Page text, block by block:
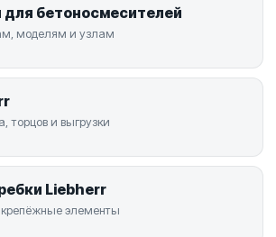
для бетоносмесителей
моделям и узлам
торцов и выгрузки
Liebherr
элементы